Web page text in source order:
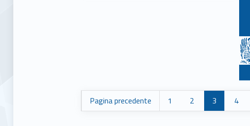
Pagina precedente 1 2 3 4